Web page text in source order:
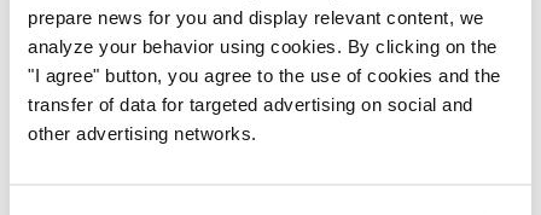
prepare news for you and display relevant content, we
analyze your behavior using cookies. By clicking on the
"I agree" button, you agree to the use of cookies and the
transfer of data for targeted advertising on social and
other advertising networks.
Смесь не подходит при сухом кашле, при
недостатке Инь.
Он не подходит для длительного
использования.